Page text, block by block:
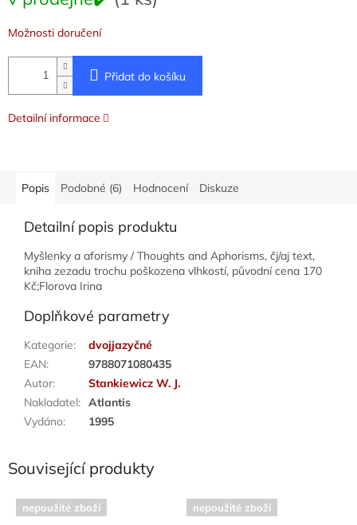
Možnosti doručení
Přidat do košíku
Detailní informace
Popis Podobné (6) Hodnocení Diskuze
Detailní popis produktu
Myšlenky a aforismy / Thoughts and Aphorisms, čj/aj text,
kniha zezadu trochu poškozena vlhkostí, původní cena 170
Kč;Florova Irina
Doplňkové parametry
Kategorie:
dvojjazyčné
EAN:
9788071080435
Autor:
Stankiewicz W. J.
Nakladatel: Atlantis
Vydáno: 1995
Související produkty
nepoužité zboží nepoužité zboží